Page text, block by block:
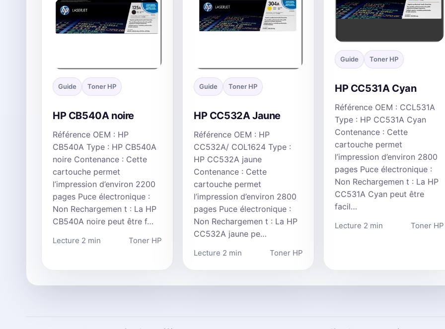
Guide Toner HP
HP CB540A noire
Référence OEM : HP
CB540A Type : HP CB540A
noire Contenance : Cette
cartouche permet
l’impression d’environ 2200
pages Puce électronique :
Non Rechargemen t : La HP
CB540A noire peut être f…
Lecture 2 min Toner HP
Guide Toner HP
HP CC532A Jaune
Référence OEM : HP
CC532A/ COL1624 Type :
HP CC532A jaune
Contenance : Cette
cartouche permet
l’impression d’environ 2800
pages Puce électronique :
Non Rechargemen t : La HP
CC532A jaune pe…
Lecture 2 min Toner HP
Guide Toner HP
HP CC531A Cyan
Référence OEM : CCL531A
Type : HP CC531A Cyan
Contenance : Cette
cartouche permet
l’impression d’environ 2800
pages Puce électronique :
Non Rechargemen t : La HP
CC531A Cyan peut être
facil…
Lecture 2 min Toner HP